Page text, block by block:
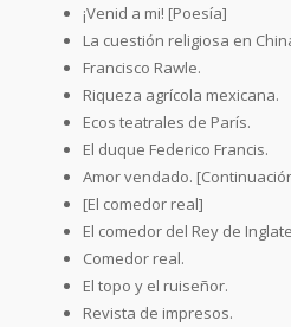
¡Venid a mi! [Poesía]
La cuestión religiosa en
Francisco Rawle.
Riqueza agrícola mexicana.
Ecos teatrales de París.
El duque Federico Francis.
Amor vendado.
[El comedor real]
El comedor del Rey de
Comedor real.
El topo y el ruiseñor.
Revista de impresos.